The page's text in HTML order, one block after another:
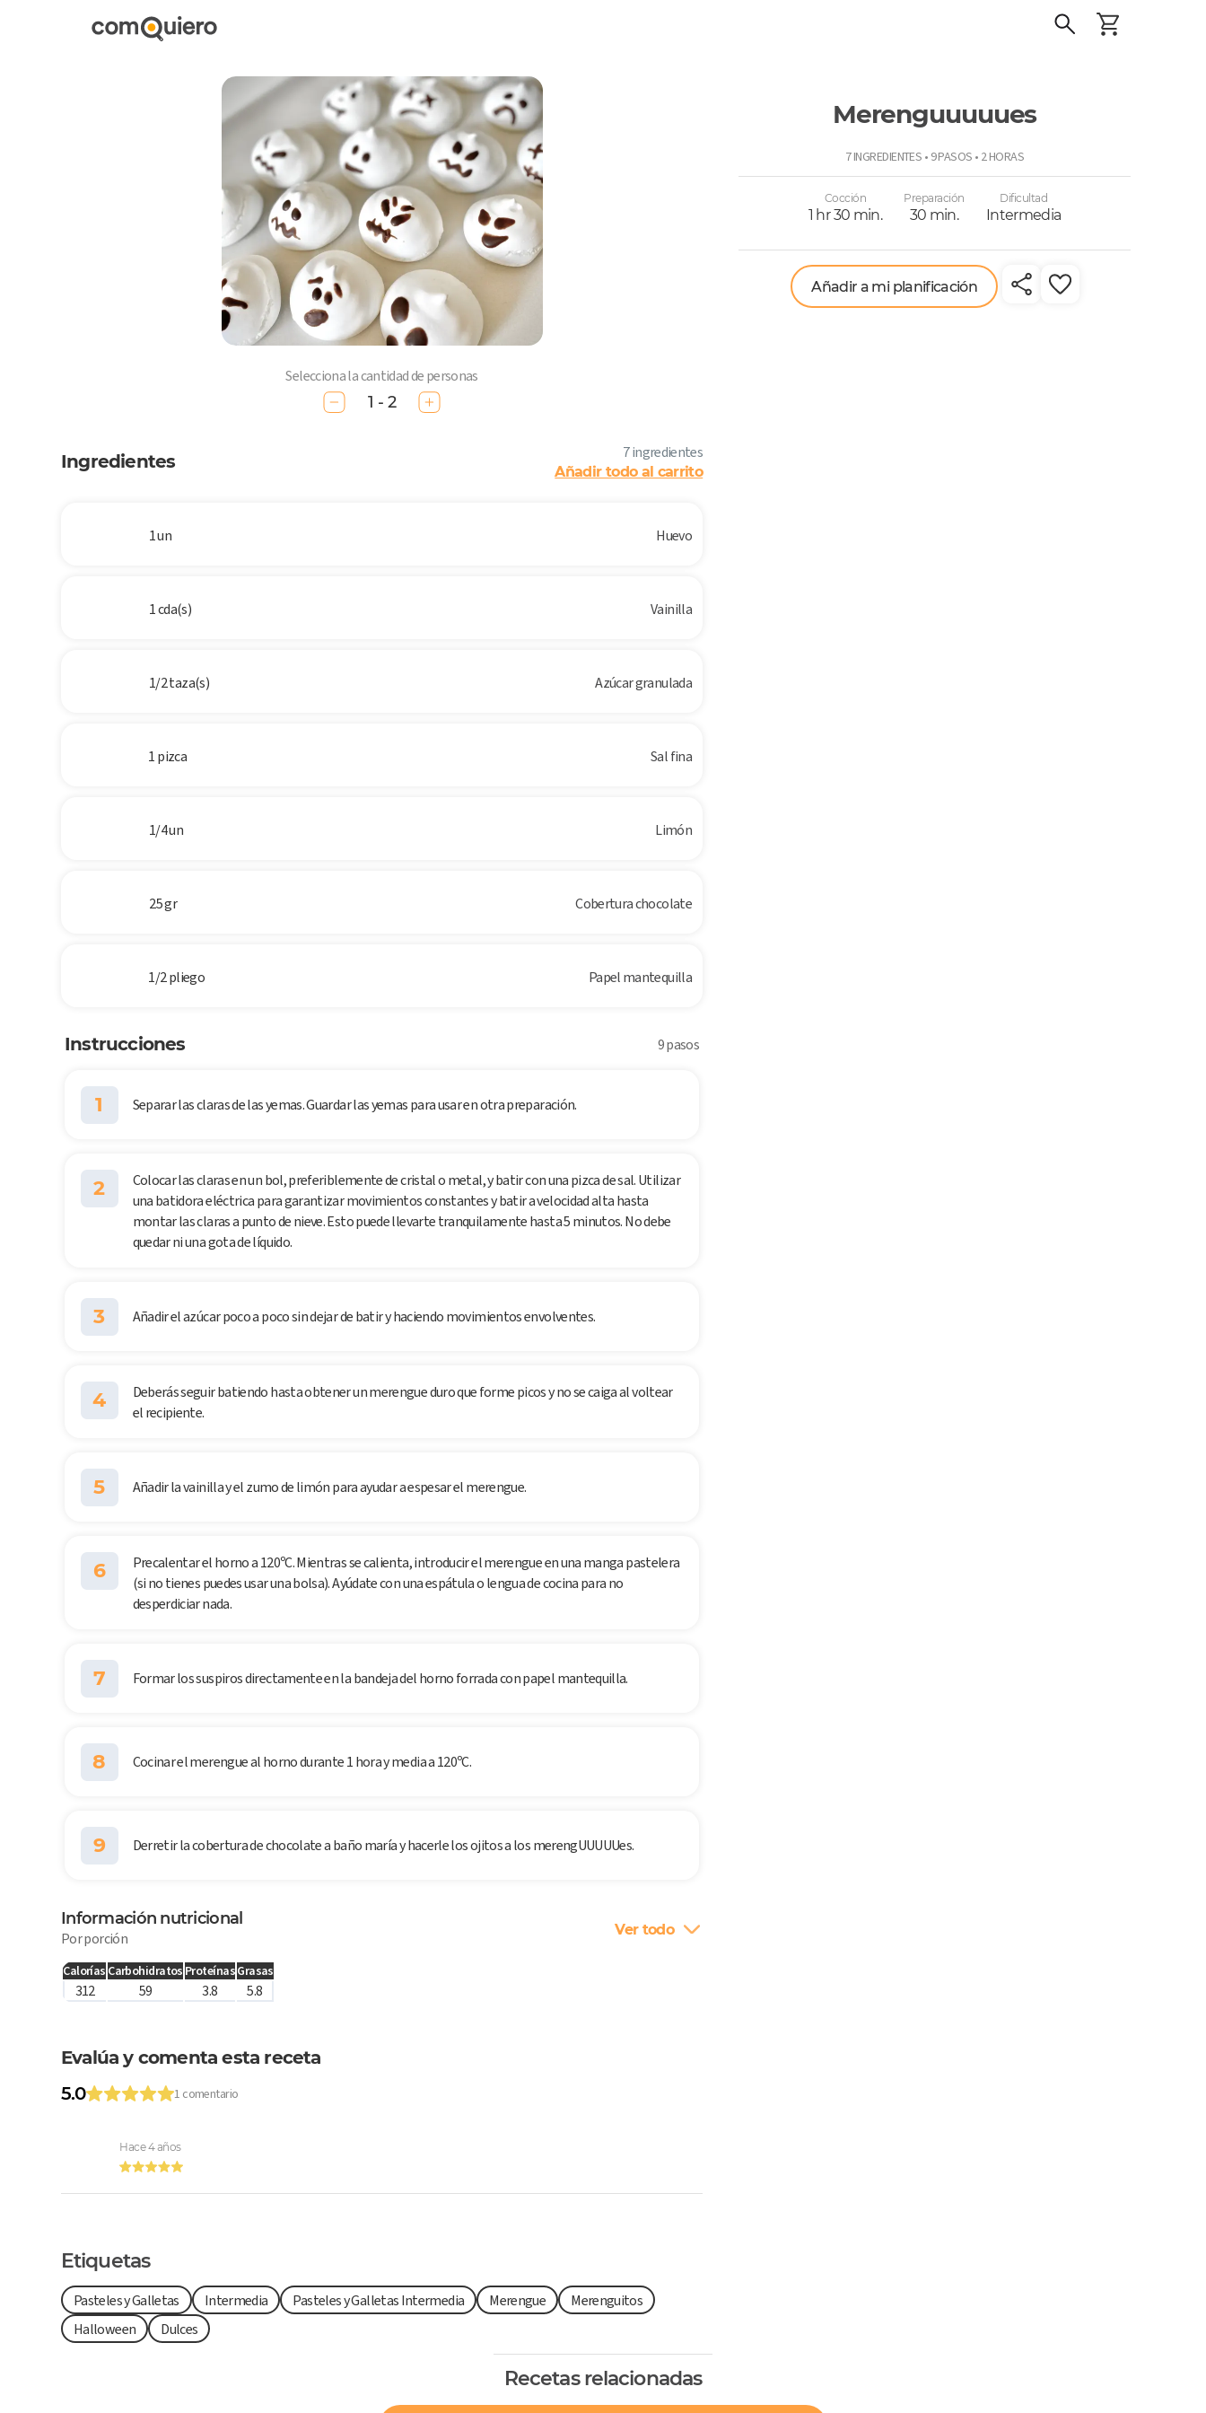
Merenguuuuues
7 INGREDIENTES • 9 PASOS • 2 HORAS
Cocción
1 hr 30 min.
Preparación
30 min.
Dificultad
Intermedia
Añadir a mi planificación
Selecciona la cantidad de personas
1 - 2
Ingredientes 7 ingredientes
Añadir todo al carrito
1 un Huevo
1 cda(s) Vainilla
1/2 taza(s) Azúcar granulada
1 pizca Sal fina
1/4 un Limón
25 gr Cobertura chocolate
1/2 pliego Papel mantequilla
Instrucciones 9 pasos
1 Separar las claras de las yemas. Guardar las yemas para usar en otra preparación.
2
Colocar las claras en un bol, preferiblemente de cristal o metal, y batir con una pizca de sal. Utilizar
una batidora eléctrica para garantizar movimientos constantes y batir a velocidad alta hasta
montar las claras a punto de nieve. Esto puede llevarte tranquilamente hasta 5 minutos. No debe
quedar ni una gota de líquido.
3 Añadir el azúcar poco a poco sin dejar de batir y haciendo movimientos envolventes.
4
Deberás seguir batiendo hasta obtener un merengue duro que forme picos y no se caiga al voltear
el recipiente.
5 Añadir la vainilla y el zumo de limón para ayudar a espesar el merengue.
6
Precalentar el horno a 120ºC. Mientras se calienta, introducir el merengue en una manga pastelera
(si no tienes puedes usar una bolsa). Ayúdate con una espátula o lengua de cocina para no
desperdiciar nada.
7 Formar los suspiros directamente en la bandeja del horno forrada con papel mantequilla.
8 Cocinar el merengue al horno durante 1 hora y media a 120ºC.
9 Derretir la cobertura de chocolate a baño maría y hacerle los ojitos a los merengUUUUUes.
Información nutricional
Por porción Ver todo
Calorías Carbohidratos ProteínasGrasas
312 59 3.8 5.8
Evalúa y comenta esta receta
5.0
1 comentario
Hace 4 años
Etiquetas
Pasteles y Galletas Intermedia Pasteles y Galletas Intermedia Merengue
Merenguitos
Halloween
Dulces
Recetas relacionadas